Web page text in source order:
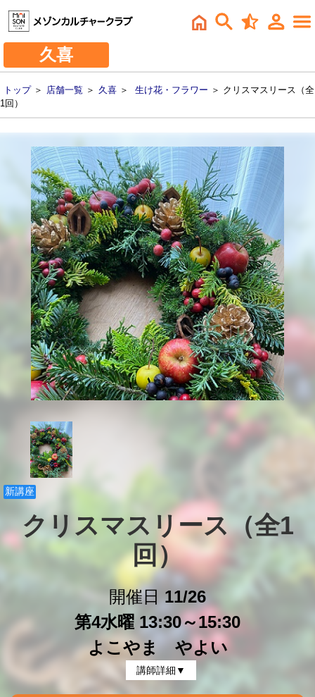
久喜
トップ＞ 店舗一覧 ＞ 久喜 ＞ 生け花・フラワー ＞ クリスマスリース（全
1回）
新講座
クリスマスリース（全1
回）
開催日 11/26
第4水曜 13:30～15:30
よこやま やよい
講師詳細▼